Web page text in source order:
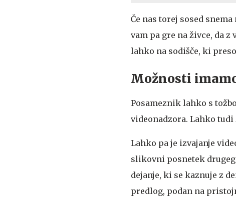
Če nas torej sosed
vam pa gre na živce, da
lahko na sodišče, ki
Možnosti
Posameznik lahko s
videonadzora. Lahko tudi
Lahko pa je izvajanje
slikovni posnetek
dejanje, ki se kaznuje z
predlog, podan na